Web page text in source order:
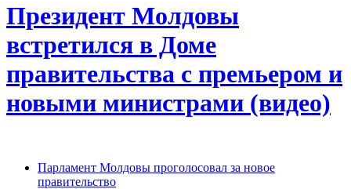
Президент Молдовы
встретился в Доме
правительства с премьером и
новыми министрами (видео)
Парламент Молдовы проголосовал за новое
правительство